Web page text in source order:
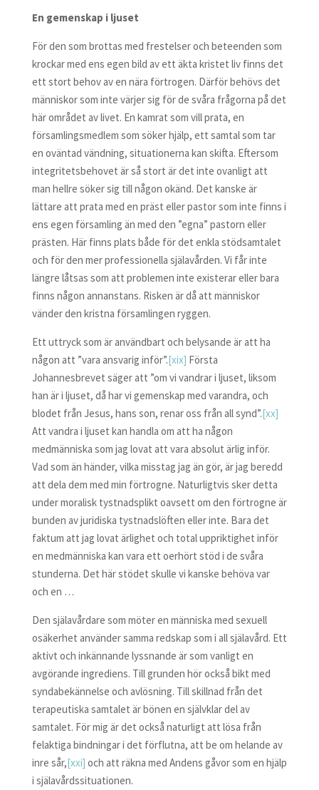
En gemenskap i ljuset
För den som brottas med frestelser och beteenden som
krockar med ens egen bild av ett äkta kristet liv finns det
ett stort behov av en nära förtrogen. Därför behövs det
människor som inte värjer sig för de svåra frågorna på det
här området av livet. En kamrat som vill prata, en
församlingsmedlem som söker hjälp, ett samtal som tar
en oväntad vändning, situationerna kan skifta. Eftersom
integritetsbehovet är så stort är det inte ovanligt att
man hellre söker sig till någon okänd. Det kanske är
lättare att prata med en präst eller pastor som inte finns i
ens egen församling än med den ”egna” pastorn eller
prästen. Här finns plats både för det enkla stödsamtalet
och för den mer professionella själavården. Vi får inte
längre låtsas som att problemen inte existerar eller bara
finns någon annanstans. Risken är då att människor
vänder den kristna församlingen ryggen.
Ett uttryck som är användbart och belysande är att ha
någon att ”vara ansvarig inför”.[xix] Första
Johannesbrevet säger att ”om vi vandrar i ljuset, liksom
han är i ljuset, då har vi gemenskap med varandra, och
blodet från Jesus, hans son, renar oss från all synd”.[xx]
Att vandra i ljuset kan handla om att ha någon
medmänniska som jag lovat att vara absolut ärlig inför.
Vad som än händer, vilka misstag jag än gör, är jag beredd
att dela dem med min förtrogne. Naturligtvis sker detta
under moralisk tystnadsplikt oavsett om den förtrogne är
bunden av juridiska tystnadslöften eller inte. Bara det
faktum att jag lovat ärlighet och total uppriktighet inför
en medmänniska kan vara ett oerhört stöd i de svåra
stunderna. Det här stödet skulle vi kanske behöva var
och en …
Den själavårdare som möter en människa med sexuell
osäkerhet använder samma redskap som i all själavård. Ett
aktivt och inkännande lyssnande är som vanligt en
avgörande ingrediens. Till grunden hör också bikt med
syndabekännelse och avlösning. Till skillnad från det
terapeutiska samtalet är bönen en självklar del av
samtalet. För mig är det också naturligt att lösa från
felaktiga bindningar i det förflutna, att be om helande av
inre sår,[xxi] och att räkna med Andens gåvor som en hjälp
i själavårdssituationen.